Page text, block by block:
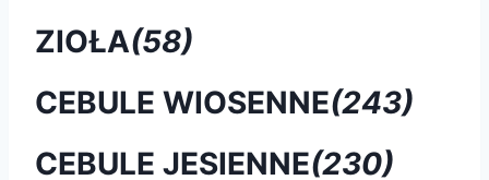
ZIOŁA(58)
CEBULE WIOSENNE(243)
CEBULE JESIENNE(230)